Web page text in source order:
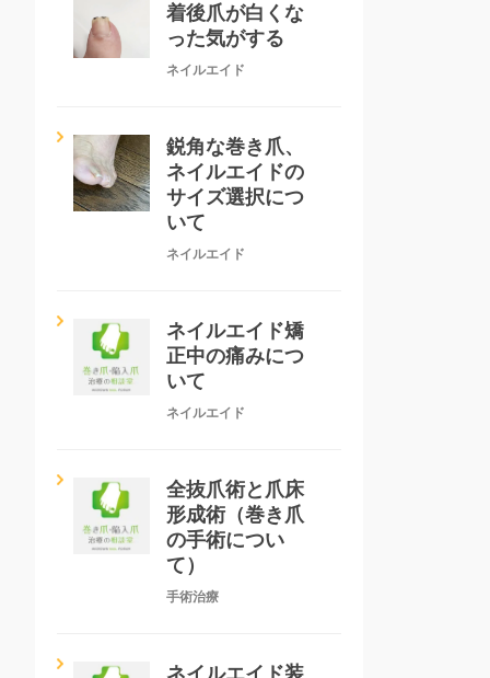
着後爪が白くな
った気がする
ネイルエイド
鋭角な巻き爪、
ネイルエイドの
サイズ選択につ
いて
ネイルエイド
ネイルエイド矯
正中の痛みにつ
いて
ネイルエイド
全抜爪術と爪床
形成術（巻き爪
の手術につい
て）
手術治療
ネイルエイド装